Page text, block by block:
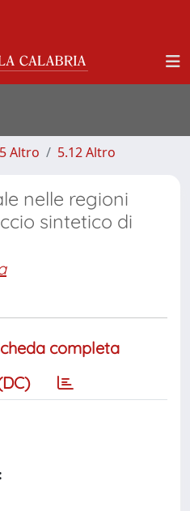
5 Altro 5.12 Altro
nelle regioni
sintetico di
completa